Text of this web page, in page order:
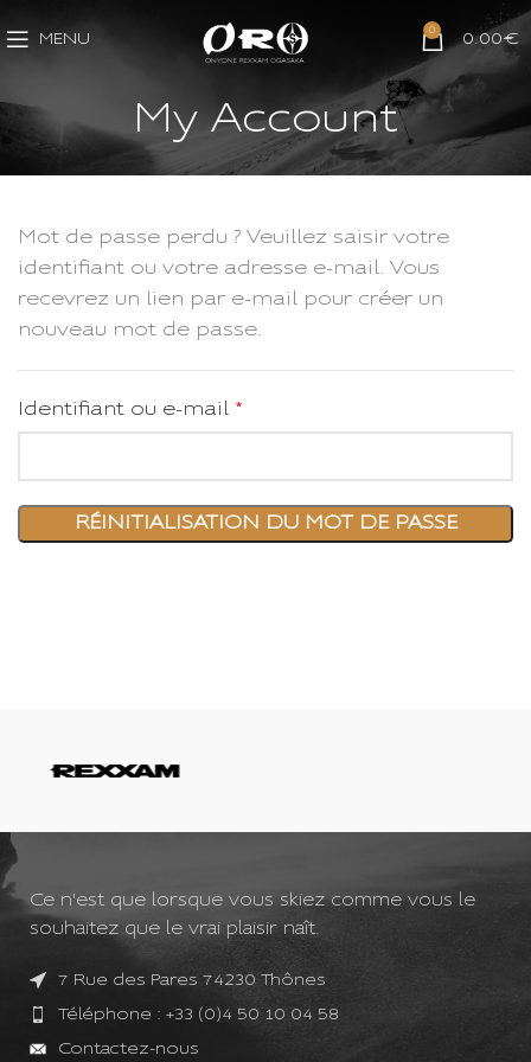
MENU
0
0.00€
My Account
Mot de passe perdu ? Veuillez saisir votre
identifiant ou votre adresse e-mail. Vous
recevrez un lien par e-mail pour créer un
nouveau mot de passe.
Identifiant ou e-mail *
RÉINITIALISATION DU MOT DE PASSE
Ce n'est que lorsque vous skiez comme vous le
souhaitez que le vrai plaisir naît.
7 Rue des Pares 74230 Thônes
Téléphone : +33 (0)4 50 10 04 58
Contactez-nous